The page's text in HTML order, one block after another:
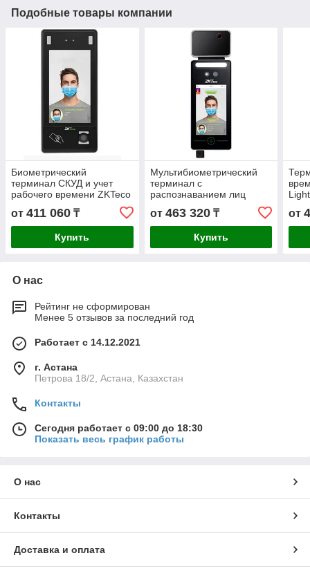
Подобные товары компании
Биометрический
терминал СКУД и учет
рабочего времени ZKTeco
G4 Pro (лицо, ладонь,
карта, пароль)
от 411 060 ₸
Купить
Мультибиометрический
терминал с
распознаванием лиц
ZKTeco SpeedFace-V4L[TI]
от 463 320₸
Купить
от
О нас
Рейтинг не сформирован
Менее 5 отзывов за последний год
Работает с 14.12.2021
г. Астана
Петрова 18/2, Астана, Казахстан
Контакты
Сегодня работает с 09:00 до 18:30
Показать весь график работы
О нас
Контакты
Доставка и оплата